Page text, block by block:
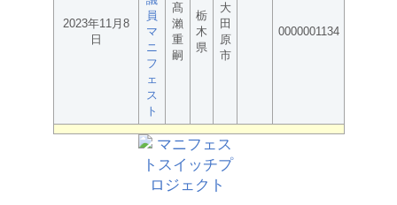
2023年11月8
日
員
マ
ニ
フ
ェ
ス
ト
髙
瀨
重
嗣
栃
木
県
大
田
原
市
0000001134